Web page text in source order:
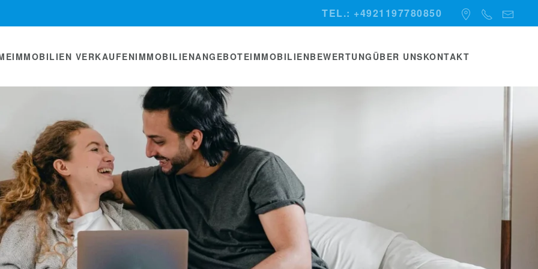
TEL.: +4921197780850
IMMOBILIEN VERKAUFENIMMOBILIENANGEBOTEIMMOBILIENBEWERTUNG ÜBER UNSKONTAKT